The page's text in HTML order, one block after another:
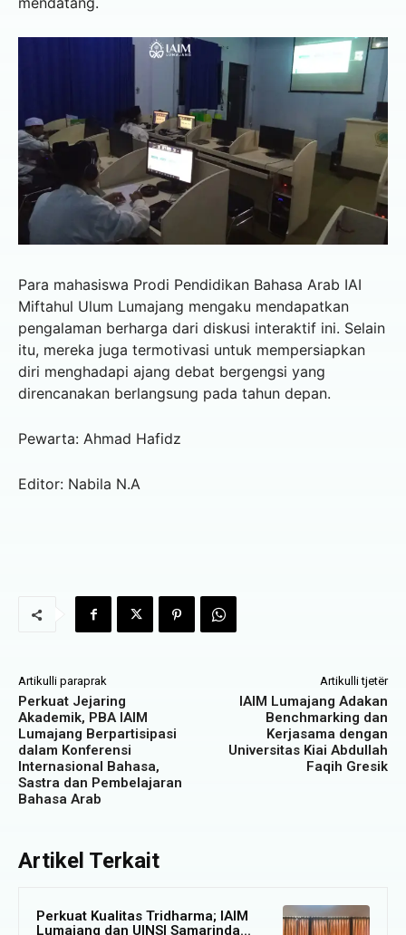
Para mahasiswa Prodi Pendidikan Bahasa Arab IAI
Miftahul Ulum Lumajang mengaku mendapatkan
pengalaman berharga dari diskusi interaktif ini. Selain
itu, mereka juga termotivasi untuk mempersiapkan
diri menghadapi ajang debat bergengsi yang
direncanakan berlangsung pada tahun depan.
Pewarta: Ahmad Hafidz
Editor: Nabila N.A
Artikulli paraprak
Perkuat Jejaring
Akademik, PBA IAIM
Lumajang Berpartisipasi
dalam Konferensi
Internasional Bahasa,
Sastra dan Pembelajaran
Bahasa Arab
Artikulli tjetër
IAIM Lumajang Adakan
Benchmarking dan
Kerjasama dengan
Universitas Kiai Abdullah
Faqih Gresik
Artikel Terkait
Perkuat Kualitas Tridharma; IAIM
Lumajang dan UINSI Samarinda...